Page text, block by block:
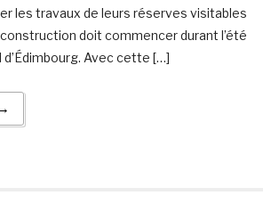
les travaux de leurs réserves visitables
doit commencer durant l’été
d’Édimbourg. Avec cette […]